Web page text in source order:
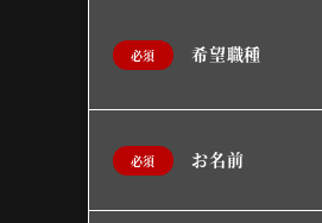
必須 希望職種
必須 お名前